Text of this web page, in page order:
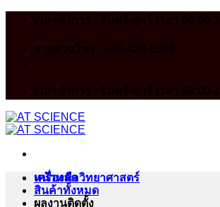
Skip
เวลาทำการ : จันทร์-ศุกร์ เวลา 08:00-
สายด่วนโทร : 086-420-0366
เวลาทำการ : จันทร์-ศุกร์ เวลา 08:00-
หน้าหลัก
สินค้าทั้งหมด
ผลงานติดตั้ง
เครื่องมือวิทยาศาสตร์